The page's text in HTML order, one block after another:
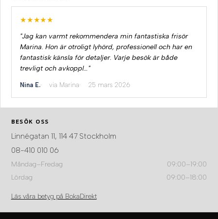
★★★★★
"Jag kan varmt rekommendera min fantastiska frisör
Marina. Hon är otroligt lyhörd, professionell och har en
fantastisk känsla för detaljer. Varje besök är både
trevligt och avkoppl…"
Nina E. via Marina 25 mars 2026
BESÖK OSS
Linnégatan 11, 114 47 Stockholm
08-410 010 06
Måndag–Fredag
09:00–19:00
Lördag
09:00–18:00
Läs våra betyg på BokaDirekt